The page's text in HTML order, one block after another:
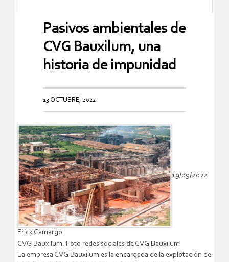
Pasivos ambientales de
CVG Bauxilum, una
historia de impunidad
13 OCTUBRE, 2022
19/09/2022
Erick Camargo
CVG Bauxilum. Foto redes sociales de CVG Bauxilum
La empresa CVG Bauxilum es la encargada de la explotación de